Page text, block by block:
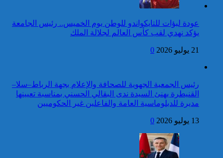
حصيلة حوادث السير
بالمناطق الحضرية خلال
الأسبوع المنصرم
برقية تهنئة إلى جلالة الملك
من رئيس جمهورية الرأس
الأخضر بمناسبة عيد العرش
برقية تهنئة إلى جلالة الملك
من رئيس غانا بمناسبة عيد
في ارتكاب جريمة السرقة
المقرونة بالضرب والجرح المفضي
للموت كان ضحيتها مواطن أجنبي
كاريكاتير
عودة لبؤات للتايكواندو للوطن يوم الخميس.. رئيس الجامعة
يؤكد نهدي لقب كأس العالم لجلالة الملك
21 يوليو 2026 0
رئيس الجمعية الجهوية للصحافة والإعلام بجهة الرباط–سلا–
القنيطرة يهنئ السيدة ندى البقالي الحسني بمناسبة تعيينها
مديرة للدبلوماسية العامة والفاعلين غير الحكوميين
13 يوليو 2026 0